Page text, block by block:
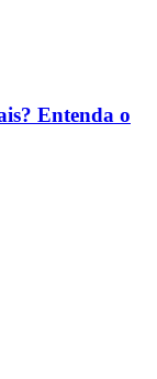
Entenda o